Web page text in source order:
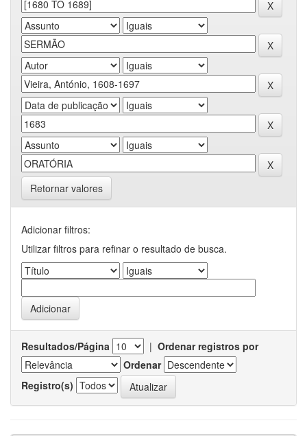
Retornar valores
Adicionar filtros:
Utilizar filtros para refinar o resultado de busca.
Resultados/Página | Ordenar registros por
Ordenar
Registro(s)